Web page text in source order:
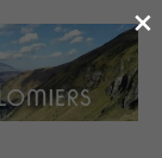
×